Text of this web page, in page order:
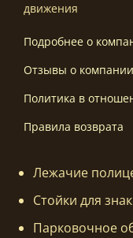
движения
Подробнее о
Отзывы о компании
Политика в
Правила возврата
Лежачие
Стойки для
Парковочное